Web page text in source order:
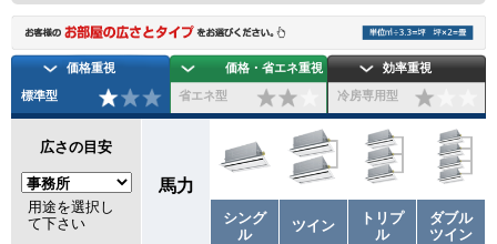
価格重視
標準型
価格・省エネ重視
省エネ型
効率重視
冷房専用型
広さの目安
用途を選択し
て下さい
馬力
シング
ル
ツイン
トリプ
ル
ダブル
ツイン